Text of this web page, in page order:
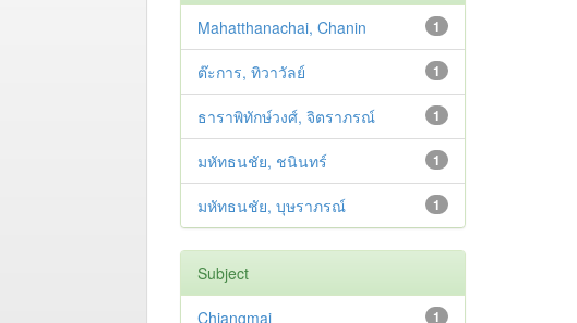
1
Mahatthanachai, Chanin
1
ต๊ะการ, ทิวาวัลย์
1
ธาราพิทักษ์วงศ์, จิตราภรณ์
1
มหัทธนชัย, ชนินทร์
1
มหัทธนชัย, บุษราภรณ์
Subject
1
Chiangmai